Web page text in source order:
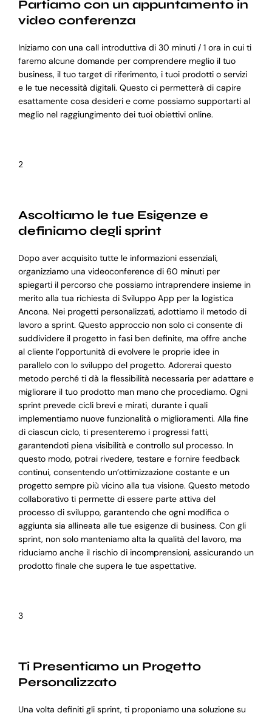
Partiamo con un appuntamento in
video conferenza
Iniziamo con una call introduttiva di 30 minuti / 1 ora in cui ti
faremo alcune domande per comprendere meglio il tuo
business, il tuo target di riferimento, i tuoi prodotti o servizi
e le tue necessità digitali. Questo ci permetterà di capire
esattamente cosa desideri e come possiamo supportarti al
meglio nel raggiungimento dei tuoi obiettivi online.
2
Ascoltiamo le tue Esigenze e
definiamo degli sprint
Dopo aver acquisito tutte le informazioni essenziali,
organizziamo una videoconference di 60 minuti per
spiegarti il percorso che possiamo intraprendere insieme in
merito alla tua richiesta di Sviluppo App per la logistica
Ancona. Nei progetti personalizzati, adottiamo il metodo di
lavoro a sprint. Questo approccio non solo ci consente di
suddividere il progetto in fasi ben definite, ma offre anche
al cliente l’opportunità di evolvere le proprie idee in
parallelo con lo sviluppo del progetto. Adorerai questo
metodo perché ti dà la flessibilità necessaria per adattare e
migliorare il tuo prodotto man mano che procediamo. Ogni
sprint prevede cicli brevi e mirati, durante i quali
implementiamo nuove funzionalità o miglioramenti. Alla fine
di ciascun ciclo, ti presenteremo i progressi fatti,
garantendoti piena visibilità e controllo sul processo. In
questo modo, potrai rivedere, testare e fornire feedback
continui, consentendo un’ottimizzazione costante e un
progetto sempre più vicino alla tua visione. Questo metodo
collaborativo ti permette di essere parte attiva del
processo di sviluppo, garantendo che ogni modifica o
aggiunta sia allineata alle tue esigenze di business. Con gli
sprint, non solo manteniamo alta la qualità del lavoro, ma
riduciamo anche il rischio di incomprensioni, assicurando un
prodotto finale che supera le tue aspettative.
3
Ti Presentiamo un Progetto
Personalizzato
Una volta definiti gli sprint, ti proponiamo una soluzione su